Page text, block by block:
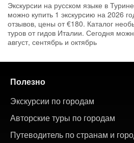
Экскурсии на русском языке в
можно купить 1 экскурсию на 2026
отзывов, цены от €180. Каталог
туров от гидов Италии. Сегодня
август, сентябрь и октябрь
Полезно
Экскурсии по городам
Авторские туры по городам
Путеводитель по странам и